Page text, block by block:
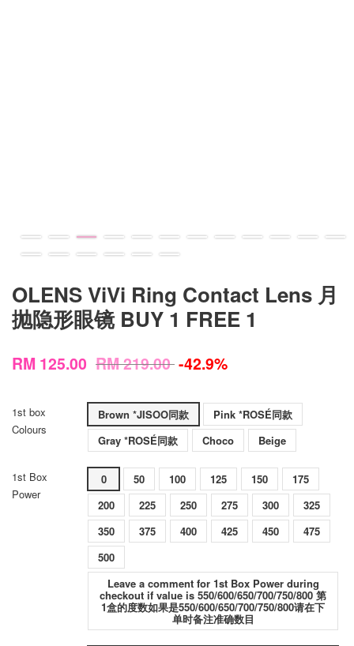
OLENS ViVi Ring Contact Lens 月
抛隐形眼镜 BUY 1 FREE 1
RM 125.00 RM 219.00-42.9%
1st box
Colours
Brown *JISOO同款
Pink *ROSÉ同款
Gray *ROSÉ同款
Choco Beige
1st Box
Power
0 50 100 125 150
175
200
225 250 275 300
325
350
375 400 425 450
475
500
Leave a comment for 1st Box Power during
checkout if value is 550/600/650/700/750/800 第
1盒的度数如果是550/600/650/700/750/800请在下
单时备注准确数目